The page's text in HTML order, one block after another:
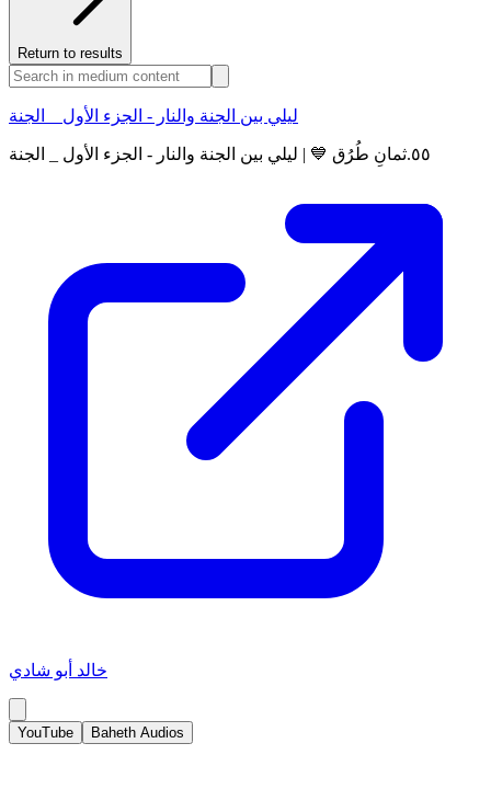
Return to results
ليلي بين الجنة والنار - الجزء الأول _ الجنة
٥٥.ثمانِ طُرُق 💙 | ليلي بين الجنة والنار - الجزء الأول _ الجنة
خالد أبو شادي
YouTube Baheth Audios